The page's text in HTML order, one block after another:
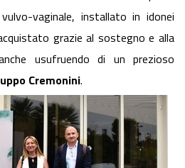
vaginale, installato in idonei
grazie al sostegno e alla
usufruendo di un prezioso
Cremonini.